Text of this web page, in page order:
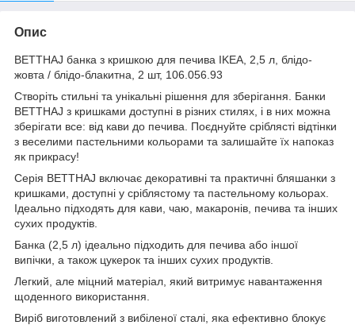
Опис
BETTHAJ банка з кришкою для печива IKEA, 2,5 л, блідо-
жовта / блідо-блакитна, 2 шт, 106.056.93
Створіть стильні та унікальні рішення для зберігання. Банки
BETTHAJ з кришками доступні в різних стилях, і в них можна
зберігати все: від кави до печива. Поєднуйте сріблясті відтінки
з веселими пастельними кольорами та залишайте їх напоказ
як прикрасу!
Серія BETTHAJ включає декоративні та практичні бляшанки з
кришками, доступні у сріблястому та пастельному кольорах.
Ідеально підходять для кави, чаю, макаронів, печива та інших
сухих продуктів.
Банка (2,5 л) ідеально підходить для печива або іншої
випічки, а також цукерок та інших сухих продуктів.
Легкий, але міцний матеріал, який витримує навантаження
щоденного використання.
Виріб виготовлений з вибіленої сталі, яка ефективно блокує